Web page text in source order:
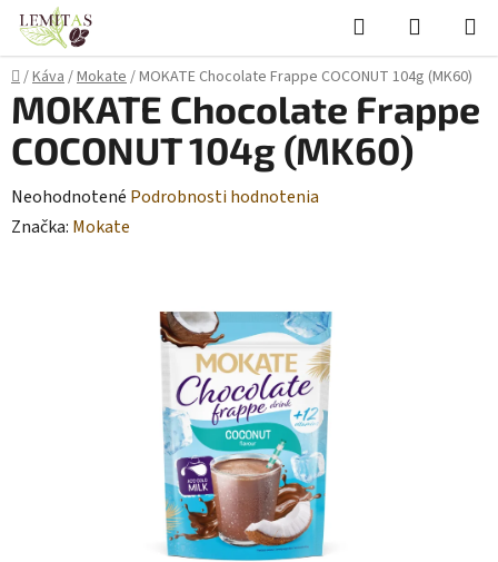
Prejsť
obsah
Hľadať
KOŠÍK
Domov
/Káva/Mokate/MOKATE Chocolate Frappe COCONUT 104g (MK60)
MOKATE Chocolate Frappe
COCONUT 104g (MK60)
Priemerné
hodnotenie
Neohodnotené Podrobnosti hodnotenia
Značka: Mokate